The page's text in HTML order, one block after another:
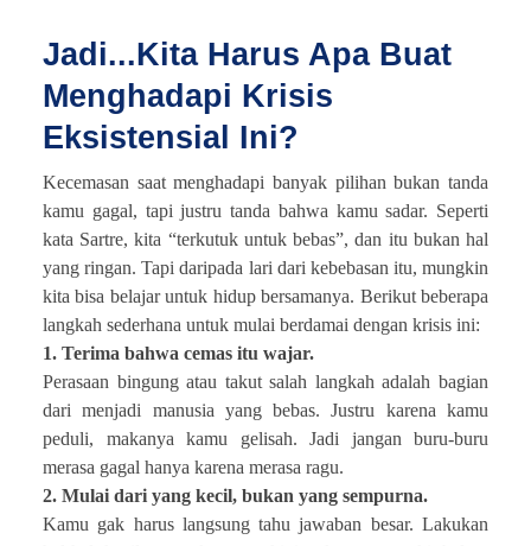
Jadi...Kita Harus Apa Buat
Menghadapi Krisis
Eksistensial Ini?
Kecemasan saat menghadapi banyak pilihan bukan tanda
kamu gagal, tapi justru tanda bahwa kamu sadar. Seperti
kata Sartre, kita “terkutuk untuk bebas”, dan itu bukan hal
yang ringan. Tapi daripada lari dari kebebasan itu, mungkin
kita bisa belajar untuk hidup bersamanya. Berikut beberapa
langkah sederhana untuk mulai berdamai dengan krisis ini:
1. Terima bahwa cemas itu wajar.
Perasaan bingung atau takut salah langkah adalah bagian
dari menjadi manusia yang bebas. Justru karena kamu
peduli, makanya kamu gelisah. Jadi jangan buru-buru
merasa gagal hanya karena merasa ragu.
2. Mulai dari yang kecil, bukan yang sempurna.
Kamu gak harus langsung tahu jawaban besar. Lakukan